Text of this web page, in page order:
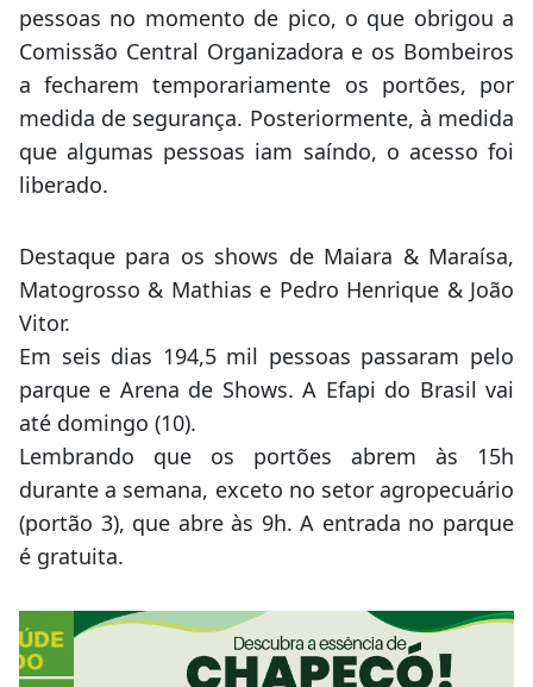
pessoas no momento de pico, o que obrigou a
Comissão Central Organizadora e os Bombeiros
a fecharem temporariamente os portões, por
medida de segurança. Posteriormente, à medida
que algumas pessoas iam saíndo, o acesso foi
liberado.
Destaque para os shows de Maiara & Maraísa,
Matogrosso & Mathias e Pedro Henrique & João
Vitor.
Em seis dias 194,5 mil pessoas passaram pelo
parque e Arena de Shows. A Efapi do Brasil vai
até domingo (10).
Lembrando que os portões abrem às 15h
durante a semana, exceto no setor agropecuário
(portão 3), que abre às 9h. A entrada no parque
é gratuita.